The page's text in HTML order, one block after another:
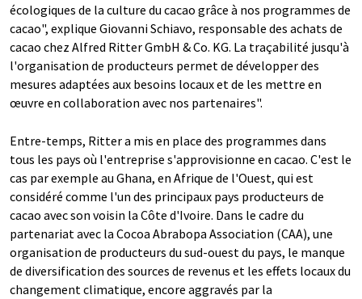
écologiques de la culture du cacao grâce à nos programmes de
cacao", explique Giovanni Schiavo, responsable des achats de
cacao chez Alfred Ritter GmbH & Co. KG. La traçabilité jusqu'à
l'organisation de producteurs permet de développer des
mesures adaptées aux besoins locaux et de les mettre en
œuvre en collaboration avec nos partenaires".
Entre-temps, Ritter a mis en place des programmes dans
tous les pays où l'entreprise s'approvisionne en cacao. C'est le
cas par exemple au Ghana, en Afrique de l'Ouest, qui est
considéré comme l'un des principaux pays producteurs de
cacao avec son voisin la Côte d'Ivoire. Dans le cadre du
partenariat avec la Cocoa Abrabopa Association (CAA), une
organisation de producteurs du sud-ouest du pays, le manque
de diversification des sources de revenus et les effets locaux du
changement climatique, encore aggravés par la